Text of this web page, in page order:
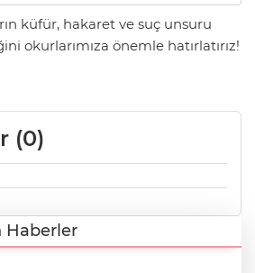
küfür, hakaret ve suç unsuru
okurlarımıza önemle hatırlatırız!
(0)
Haberler